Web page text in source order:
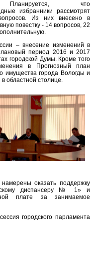
Планируется, что
избранники рассмотрят
Из них внесено в
повестку - 14 вопросов, 22
– внесение изменений в
период 2016 и 2017
городской Думы. Кроме того
в Прогнозный план
имущества города Вологды и
областной столице.
оказать поддержку
диспансеру № 1» и
плате за занимаемое
городского парламента